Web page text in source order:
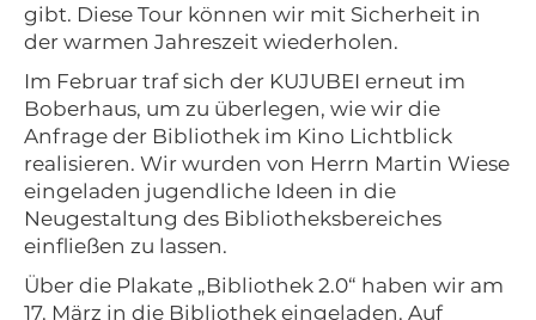
gibt. Diese Tour können wir mit Sicherheit in
der warmen Jahreszeit wiederholen.
Im Februar traf sich der KUJUBEI erneut im
Boberhaus, um zu überlegen, wie wir die
Anfrage der Bibliothek im Kino Lichtblick
realisieren. Wir wurden von Herrn Martin Wiese
eingeladen jugendliche Ideen in die
Neugestaltung des Bibliotheksbereiches
einfließen zu lassen.
Über die Plakate „Bibliothek 2.0“ haben wir am
17. März in die Bibliothek eingeladen. Auf